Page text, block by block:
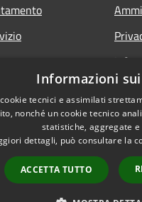
Note
Informazioni
tecnici e assimilati
nonché un cookie tecnico
statistiche, aggregate
dettagli, può consultare la
ACCETTA TUTTO